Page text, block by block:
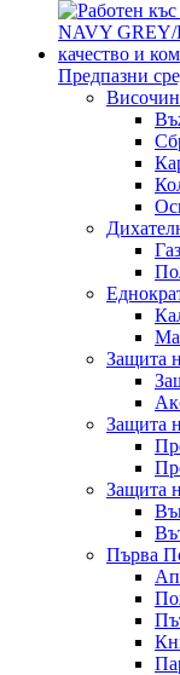
Предпазни
Защита
Защита
Защита
Първа